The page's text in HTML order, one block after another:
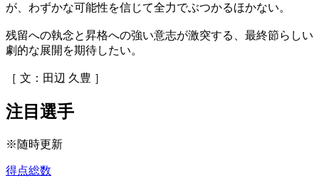
が、わずかな可能性を信じて全力でぶつかるほかない。
残留への執念と昇格への強い意志が激突する、最終節らしい
劇的な展開を期待したい。
［ 文：田辺 久豊 ］
注目選手
※随時更新
得点総数